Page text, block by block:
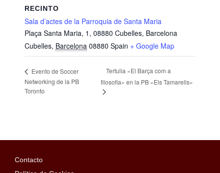
RECINTO
Sala d’actes de la Parroquia de Santa Maria
Plaça Santa Maria, 1, 08880 Cubelles, Barcelona
Cubelles, Barcelona 08880 Spain + Google Map
Evento de Soccer
Networking de la PB
Toronto
Tertulia «El Barça com a
filosofia» en la PB «Els Tamarells»
Contacto